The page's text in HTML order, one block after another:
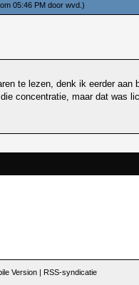
05:46 PM door wvd.)
te lezen, denk ik eerder
concentratie, maar dat was
Version | RSS-syndicatie